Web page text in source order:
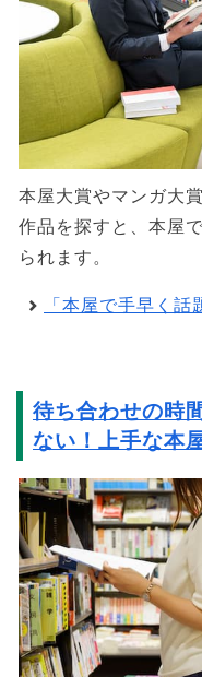
本屋大賞やマンガ大
作品を探すと、本屋
られます。
「本屋で手早く
待ち合わせの時
ない！上手な本